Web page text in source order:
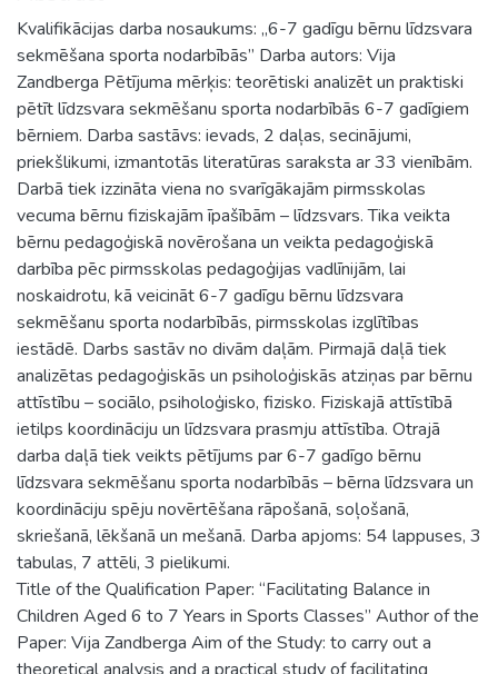
Kvalifikācijas darba nosaukums: „6-7 gadīgu bērnu līdzsvara
sekmēšana sporta nodarbībās” Darba autors: Vija
Zandberga Pētījuma mērķis: teorētiski analizēt un praktiski
pētīt līdzsvara sekmēšanu sporta nodarbībās 6-7 gadīgiem
bērniem. Darba sastāvs: ievads, 2 daļas, secinājumi,
priekšlikumi, izmantotās literatūras saraksta ar 33 vienībām.
Darbā tiek izzināta viena no svarīgākajām pirmsskolas
vecuma bērnu fiziskajām īpašībām – līdzsvars. Tika veikta
bērnu pedagoģiskā novērošana un veikta pedagoģiskā
darbība pēc pirmsskolas pedagoģijas vadlīnijām, lai
noskaidrotu, kā veicināt 6-7 gadīgu bērnu līdzsvara
sekmēšanu sporta nodarbībās, pirmsskolas izglītības
iestādē. Darbs sastāv no divām daļām. Pirmajā daļā tiek
analizētas pedagoģiskās un psiholoģiskās atziņas par bērnu
attīstību – sociālo, psiholoģisko, fizisko. Fiziskajā attīstībā
ietilps koordināciju un līdzsvara prasmju attīstība. Otrajā
darba daļā tiek veikts pētījums par 6-7 gadīgo bērnu
līdzsvara sekmēšanu sporta nodarbībās – bērna līdzsvara un
koordināciju spēju novērtēšana rāpošanā, soļošanā,
skriešanā, lēkšanā un mešanā. Darba apjoms: 54 lappuses, 3
tabulas, 7 attēli, 3 pielikumi.
Title of the Qualification Paper: “Facilitating Balance in
Children Aged 6 to 7 Years in Sports Classes” Author of the
Paper: Vija Zandberga Aim of the Study: to carry out a